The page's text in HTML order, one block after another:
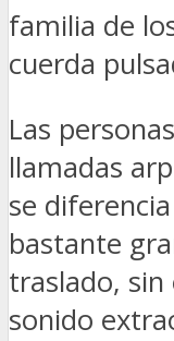
familia de
cuerda
Las
llamadas
se
bastante
traslado,
sonido